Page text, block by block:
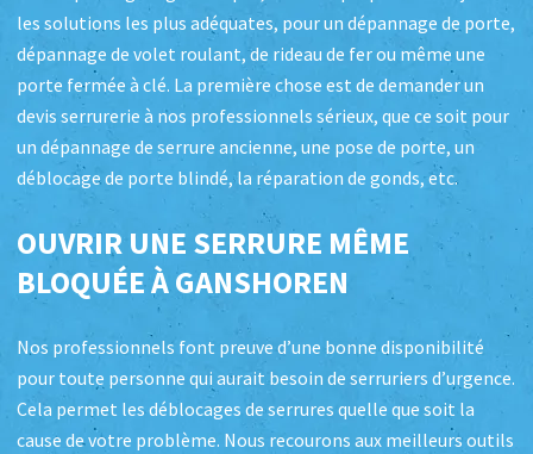
les solutions les plus adéquates, pour un dépannage de porte,
dépannage de volet roulant, de rideau de fer ou même une
porte fermée à clé. La première chose est de demander un
devis serrurerie à nos professionnels sérieux, que ce soit pour
un dépannage de serrure ancienne, une pose de porte, un
déblocage de porte blindé, la réparation de gonds, etc.
OUVRIR UNE SERRURE MÊME
BLOQUÉE À GANSHOREN
Nos professionnels font preuve d’une bonne disponibilité
pour toute personne qui aurait besoin de serruriers d’urgence.
Cela permet les déblocages de serrures quelle que soit la
cause de votre problème. Nous recourons aux meilleurs outils